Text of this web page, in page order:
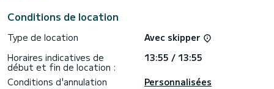
Conditions de location
Type de location
Avec skipper
Horaires indicatives de
début et fin de location :
13:55 / 13:55
Conditions d'annulation
Personnalisées